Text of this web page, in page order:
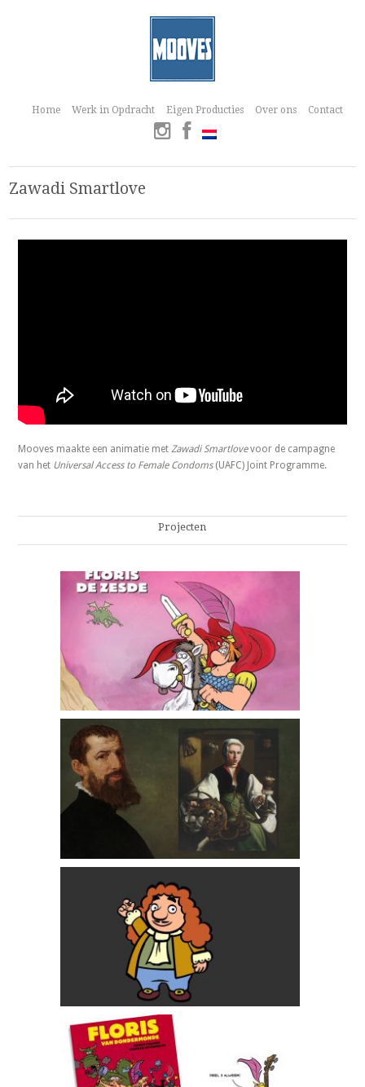
Home Werk in Opdracht Eigen Producties Over ons Contact
Zawadi Smartlove
Mooves maakte een animatie met Zawadi Smartlovevoor de campagne
van het Universal Access to Female Condoms(UAFC) Joint Programme.
Projecten
Floris de zesde
Maarten van Heemskerck
Antoni van Leeuwenhoek
Meer Maliënkolder